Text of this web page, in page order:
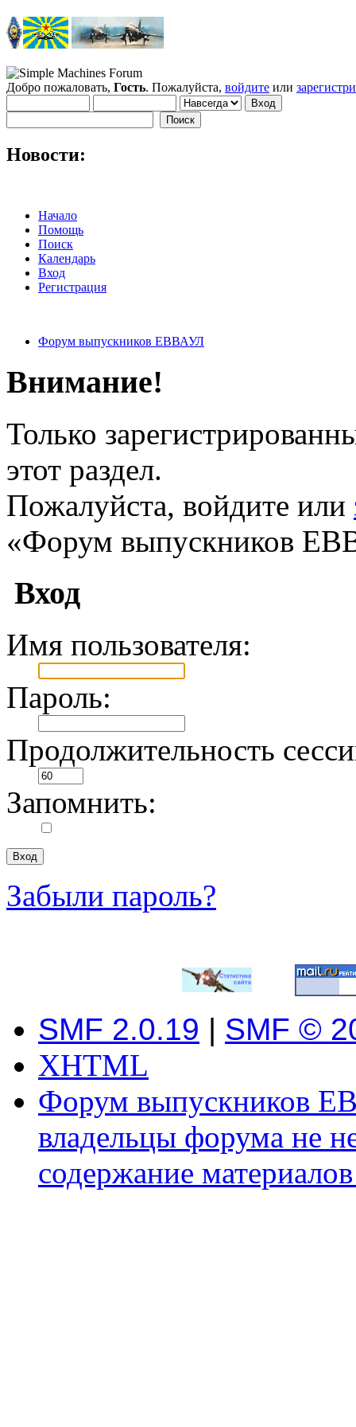
Добро пожаловать, Гость. Пожалуйста, войдите или
Новости:
Начало
Помощь
Поиск
Календарь
Вход
Регистрация
Форум выпускников ЕВВАУЛ
Внимание!
Только
этот раздел.
Пожалуйста, войдите или
«Форум выпускников
Вход
Имя пользователя:
Пароль:
Продолжительность
Запомнить:
Забыли пароль?
SMF 2.0.19 | SMF ©
XHTML
Форум выпускников
владельцы форума не
содержание